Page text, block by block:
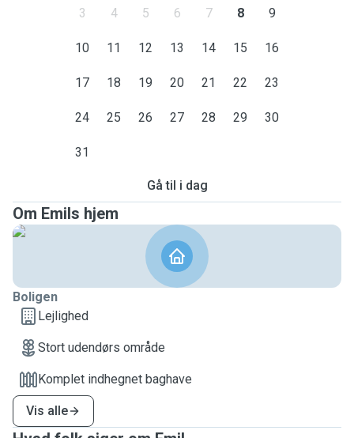
3 4 5 6 7 8 9
10 11 12 13 14 15 16
17 18 19 20 21 22 23
24 25 26 27 28 29 30
31
Gå til i dag
Om Emils hjem
Boligen
Lejlighed
Stort udendørs område
Komplet indhegnet baghave
Vis alle